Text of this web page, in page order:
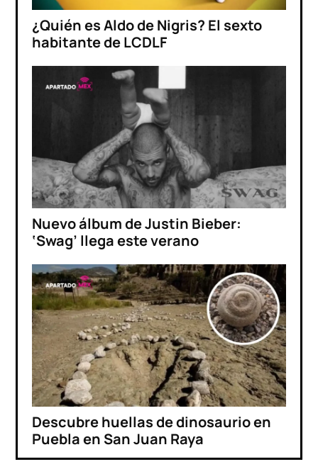
¿Quién es Aldo de Nigris? El sexto
habitante de LCDLF
Nuevo álbum de Justin Bieber:
‘Swag’ llega este verano
Descubre huellas de dinosaurio en
Puebla en San Juan Raya